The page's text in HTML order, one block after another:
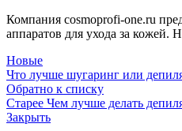
Компания cosmoprofi-one.ru
аппаратов для ухода за кожей.
Новые
Что лучше шугаринг или
Обратно к списку
Старее Чем лучше делать
Закрыть